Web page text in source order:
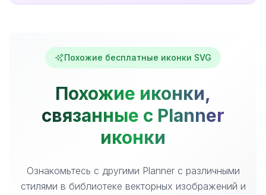
Похожие бесплатные иконки SVG
Похожие иконки,
связанные с Planner
иконки
Ознакомьтесь с другими Planner с различными
стилями в библиотеке векторных изображений и